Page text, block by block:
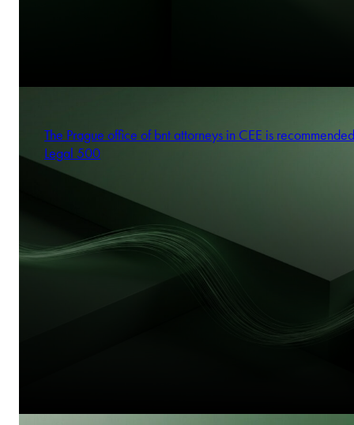
The Prague office of bnt attorneys in CEE is
Legal 500